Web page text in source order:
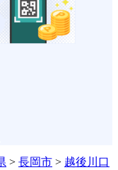
> 長岡市 > 越後川口